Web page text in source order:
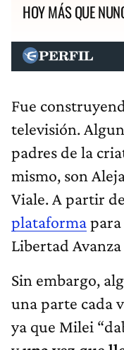
HOY MÁS QUE
Fue
televisión.
padres de la
mismo, son
Viale. A partir
plataforma
Libertad
Sin embargo,
una parte cada
ya que Milei